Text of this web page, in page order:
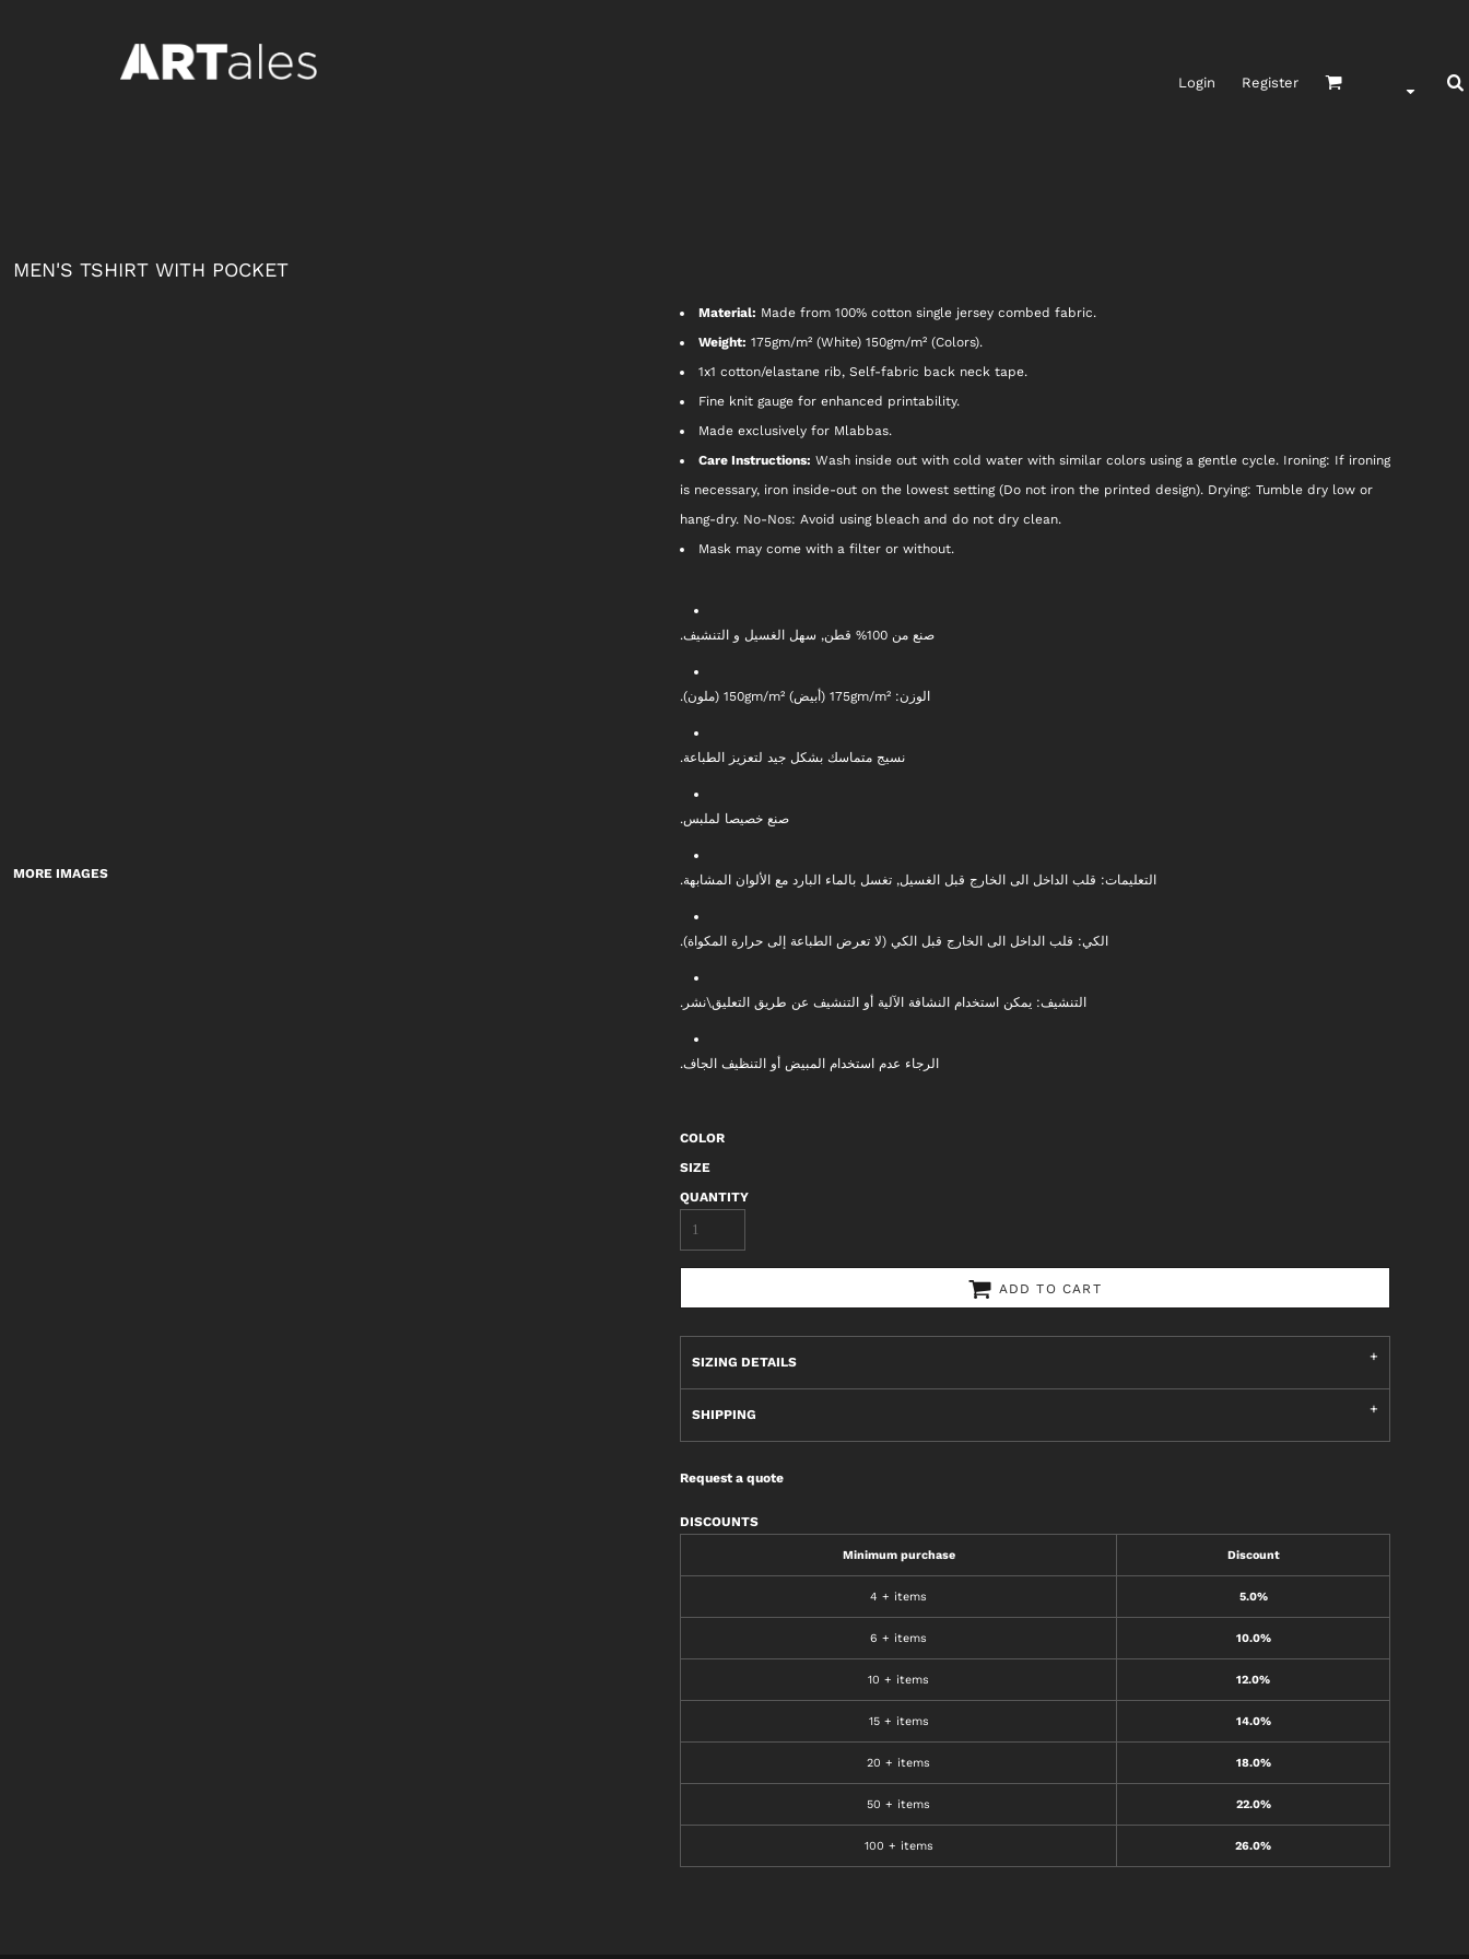
Login Register
MEN'S TSHIRT WITH POCKET
MORE IMAGES
Material: Made from 100% cotton single jersey combed fabric.
Weight: 175gm/m² (White) 150gm/m² (Colors).
1x1 cotton/elastane rib, Self-fabric back neck tape.
Fine knit gauge for enhanced printability.
Made exclusively for Mlabbas.
Care Instructions: Wash inside out with cold water with similar colors using a gentle cycle. Ironing: If ironing
is necessary, iron inside-out on the lowest setting (Do not iron the printed design). Drying: Tumble dry low or
hang-dry. No-Nos: Avoid using bleach and do not dry clean.
Mask may come with a filter or without.
صنع من 100% قطن, سهل الغسيل و التنشيف.
الوزن: 175gm/m² (أبيض) 150gm/m² (ملون).
نسيج متماسك بشكل جيد لتعزيز الطباعة.
صنع خصيصا لملبس.
التعليمات: قلب الداخل الى الخارج قبل الغسيل, تغسل بالماء البارد مع الألوان المشابهة.
الكي: قلب الداخل الى الخارج قبل الكي (لا تعرض الطباعة إلى حرارة المكواة).
التنشيف: يمكن استخدام النشافة الآلية أو التنشيف عن طريق التعليق\نشر.
الرجاء عدم استخدام المبيض أو التنظيف الجاف.
COLOR
SIZE
QUANTITY
ADD TO CART
SIZING DETAILS
SHIPPING
Request a quote
DISCOUNTS
Minimum purchase Discount
4 + items 5.0%
6 + items 10.0%
10 + items 12.0%
15 + items 14.0%
20 + items 18.0%
50 + items 22.0%
100 + items 26.0%
LOGIN
REGISTER